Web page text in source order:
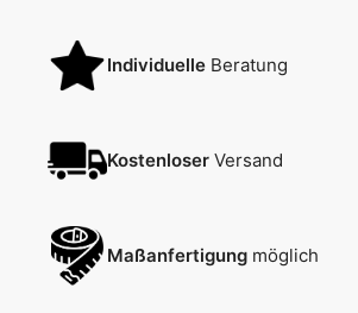
Individuelle Beratung
Kostenloser Versand
Maßanfertigung möglich